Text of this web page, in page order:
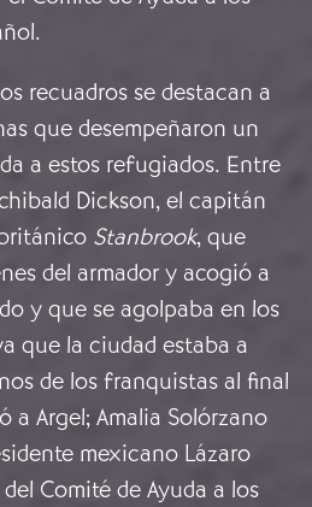
recuadros se destacan a
que desempeñaron un
a estos refugiados. Entre
Dickson, el capitán
Stanbrook, que
del armador y acogió a
y que se agolpaba en los
que la ciudad estaba a
de los franquistas al final
a Argel; Amalia Solórzano
mexicano Lázaro
Comité de Ayuda a los